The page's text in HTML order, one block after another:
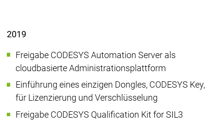
2019
Freigabe CODESYS Automation Server als
cloudbasierte Administrationsplattform
Einführung eines einzigen Dongles, CODESYS Key,
für Lizenzierung und Verschlüsselung
Freigabe CODESYS Qualification Kit for SIL3